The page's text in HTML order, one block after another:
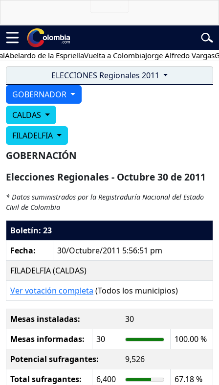
de la EspriellaVuelta a ColombiaJorge Alfredo Vargas
ELECCIONES Regionales 2011
GOBERNADOR
CALDAS
FILADELFIA
GOBERNACIÓN
Elecciones Regionales - Octubre 30 de 2011
* Datos suministrados por la Registraduría Nacional del Estado
Civil de Colombia
Boletín: 23
Fecha:
30/Octubre/2011 5:56:51 pm
FILADELFIA (CALDAS)
Ver votación completa (Todos los municipios)
Mesas instaladas:
30
Mesas informadas:
30
100.00 %
Potencial sufragantes:
9,526
Total sufragantes:
6,400 67.18 %